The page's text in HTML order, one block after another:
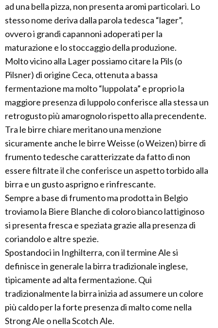
ad una bella pizza, non presenta aromi particolari. Lo
stesso nome deriva dalla parola tedesca “lager”,
ovvero i grandi capannoni adoperati per la
maturazione e lo stoccaggio della produzione.
Molto vicino alla Lager possiamo citare la Pils (o
Pilsner) di origine Ceca, ottenuta a bassa
fermentazione ma molto “luppolata” e proprio la
maggiore presenza di luppolo conferisce alla stessa un
retrogusto più amarognolo rispetto alla precendente.
Tra le birre chiare meritano una menzione
sicuramente anche le birre Weisse (o Weizen) birre di
frumento tedesche caratterizzate da fatto di non
essere filtrate il che conferisce un aspetto torbido alla
birra e un gusto asprigno e rinfrescante.
Sempre a base di frumento ma prodotta in Belgio
troviamo la Biere Blanche di coloro bianco lattiginoso
si presenta fresca e speziata grazie alla presenza di
coriandolo e altre spezie.
Spostandoci in Inghilterra, con il termine Ale si
definisce in generale la birra tradizionale inglese,
tipicamente ad alta fermentazione. Qui
tradizionalmente la birra inizia ad assumere un colore
più caldo per la forte presenza di malto come nella
Strong Ale o nella Scotch Ale.